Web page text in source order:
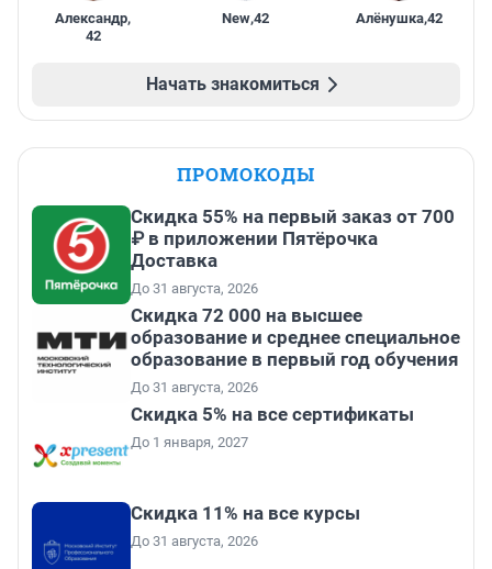
Александр,
42
New,42 Алёнушка,42
Начать знакомиться
ПРОМОКОДЫ
Скидка 55% на первый заказ от 700
₽ в приложении Пятёрочка
Доставка
До 31 августа, 2026
Скидка 72 000 на высшее
образование и среднее специальное
образование в первый год обучения
До 31 августа, 2026
Скидка 5% на все сертификаты
До 1 января, 2027
Скидка 11% на все курсы
До 31 августа, 2026